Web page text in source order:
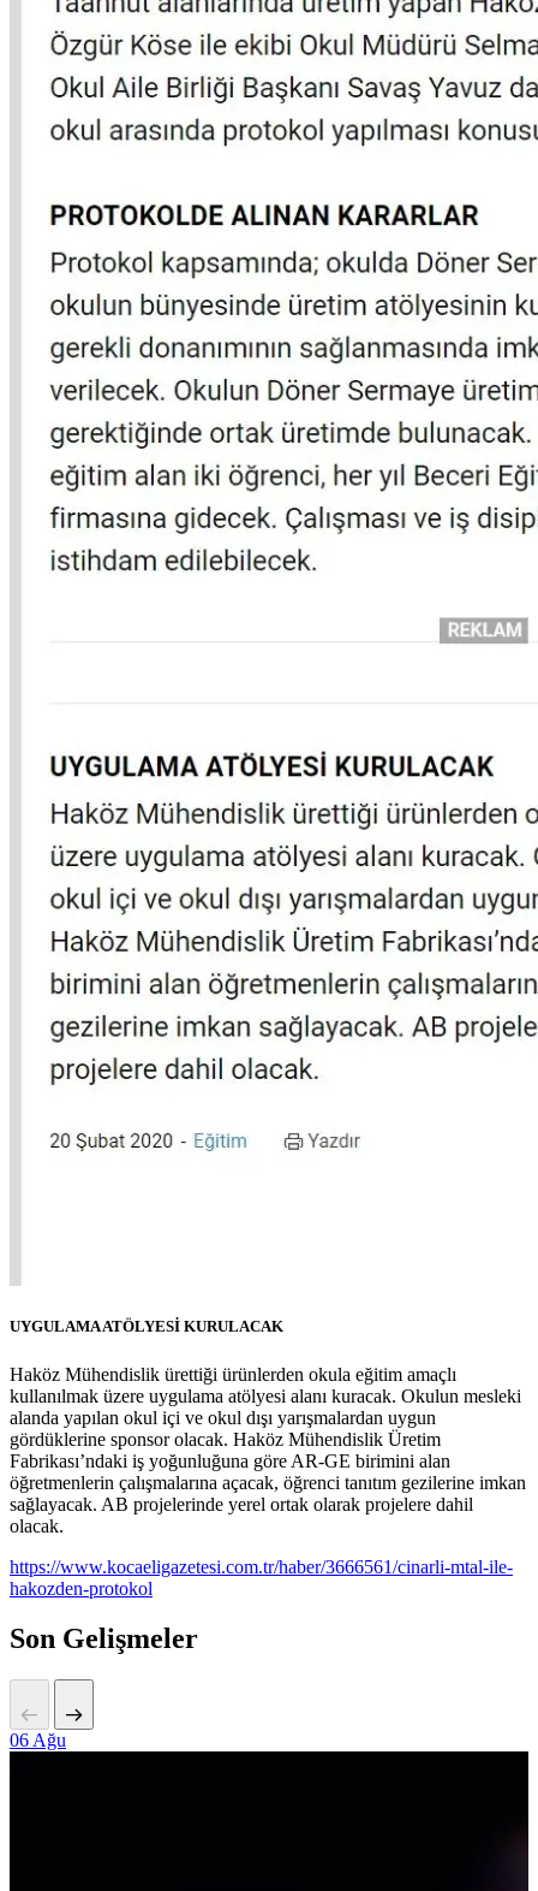
UYGULAMA ATÖLYESİ KURULACAK
Haköz Mühendislik ürettiği ürünlerden okula eğitim amaçlı
kullanılmak üzere uygulama atölyesi alanı kuracak. Okulun mesleki
alanda yapılan okul içi ve okul dışı yarışmalardan uygun
gördüklerine sponsor olacak. Haköz Mühendislik Üretim
Fabrikası’ndaki iş yoğunluğuna göre AR-GE birimini alan
öğretmenlerin çalışmalarına açacak, öğrenci tanıtım gezilerine imkan
sağlayacak. AB projelerinde yerel ortak olarak projelere dahil
olacak.
https://www.kocaeligazetesi.com.tr/haber/3666561/cinarli-mtal-ile-
hakozden-protokol
Son Gelişmeler
06 Ağu